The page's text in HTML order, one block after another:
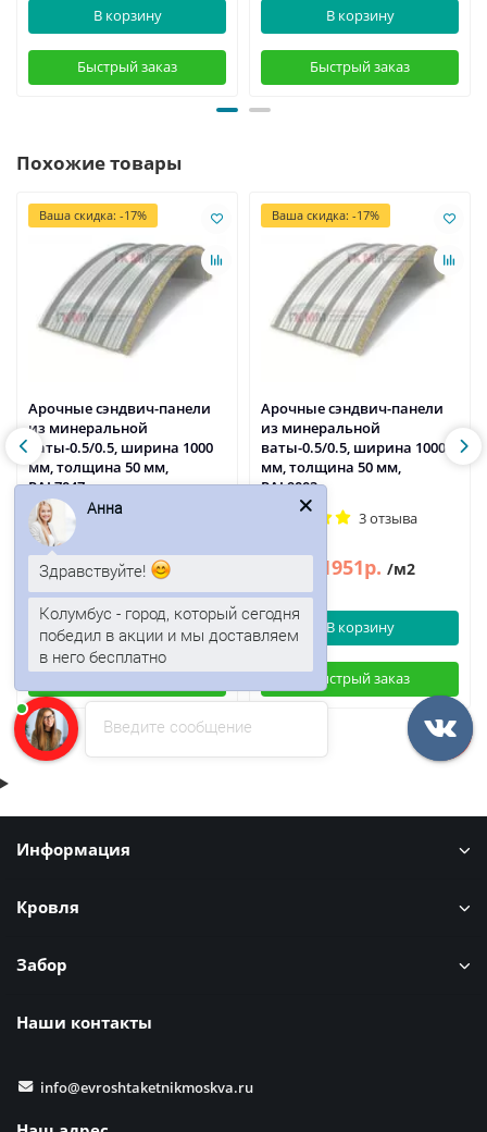
В корзину
Быстрый заказ
В корзину
Быстрый заказ
Похожие товары
Ваша скидка: -17%
Арочные сэндвич-панели
из минеральной
ваты-0.5/0.5, ширина 1000
мм, толщина 50 мм,
RAL7047
2351р. 1951р. /м2
В корзину
Ваша скидка: -17%
Арочные сэндвич-панели
из минеральной
ваты-0.5/0.5, ширина 1000
мм, толщина 50 мм,
RAL9003
3 отзыва
1951р. /м2
В корзину
Быстрый заказ
Информация
Кровля
Забор
Наши контакты
info@evroshtaketnikmoskva.ru
Введите сообщение
Анна
Здравствуйте!
Колумбус - город, который сегодня
победил в акции и мы доставляем
в него бесплатно